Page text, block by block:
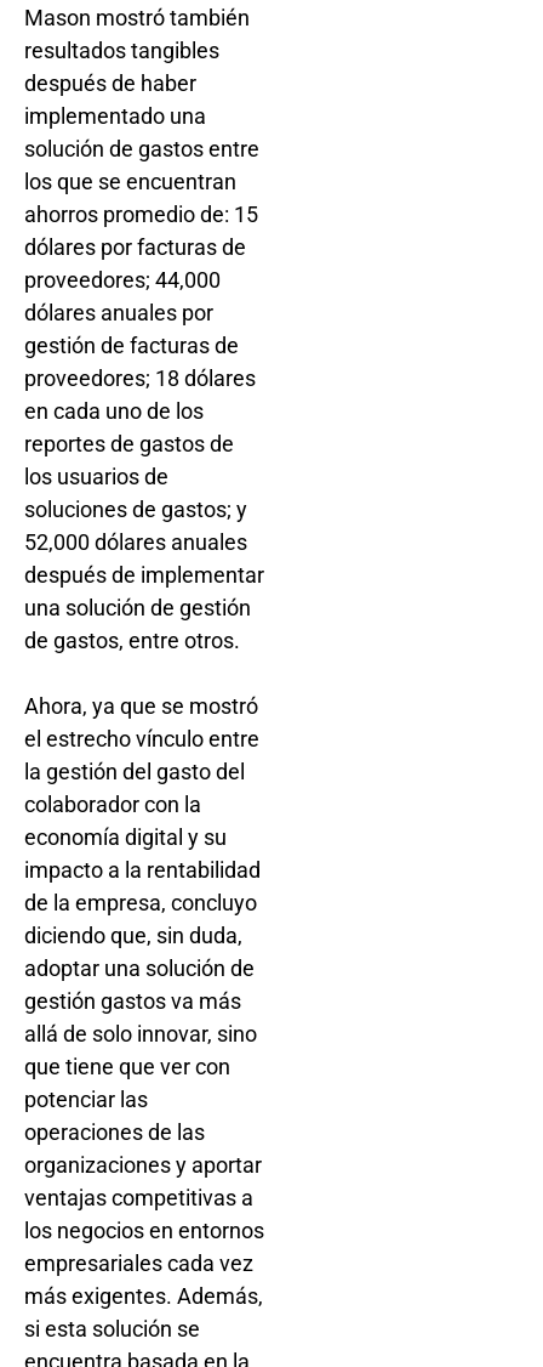
Mason mostró también
resultados tangibles
después de haber
implementado una
solución de gastos entre
los que se encuentran
ahorros promedio de: 15
dólares por facturas de
proveedores; 44,000
dólares anuales por
gestión de facturas de
proveedores; 18 dólares
en cada uno de los
reportes de gastos de
los usuarios de
soluciones de gastos; y
52,000 dólares anuales
después de implementar
una solución de gestión
de gastos, entre otros.
Ahora, ya que se mostró
el estrecho vínculo entre
la gestión del gasto del
colaborador con la
economía digital y su
impacto a la rentabilidad
de la empresa, concluyo
diciendo que, sin duda,
adoptar una solución de
gestión gastos va más
allá de solo innovar, sino
que tiene que ver con
potenciar las
operaciones de las
organizaciones y aportar
ventajas competitivas a
los negocios en entornos
empresariales cada vez
más exigentes. Además,
si esta solución se
encuentra basada en la